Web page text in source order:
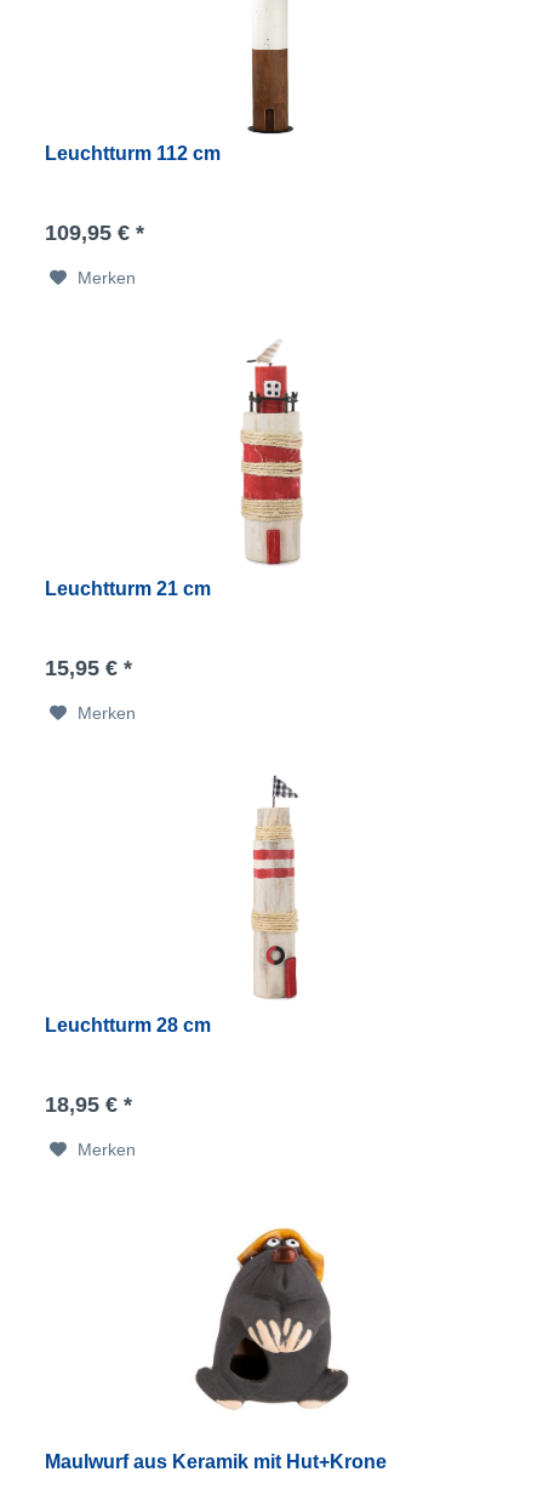
Leuchtturm 112 cm
109,95 € *
Merken
Leuchtturm 21 cm
15,95 € *
Merken
Leuchtturm 28 cm
18,95 € *
Merken
Maulwurf aus Keramik mit Hut+Krone